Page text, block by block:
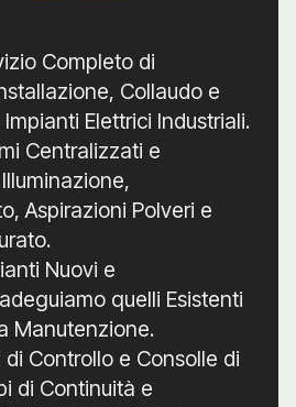
Completo di
Collaudo e
Elettrici Industriali.
Centralizzati e
Aspirazioni Polveri e
Nuovi e
quelli Esistenti
Manutenzione.
di Controllo e Consolle di
di Continuità e